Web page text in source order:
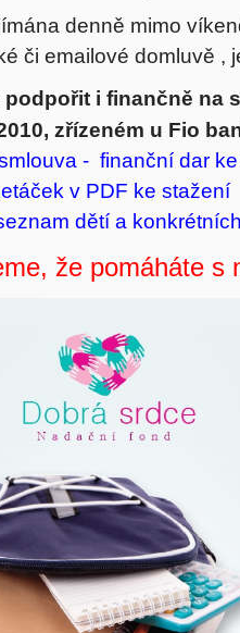
denně mimo
či emailové domluvě ,
i finančně na
zřízeném u Fio
- finanční dar
v PDF ke stažení
dětí a
že pomáháte s